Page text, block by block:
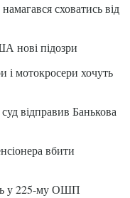
сховатись від
нові підозри
і мотокросери хочуть
відправив Банькова
вбити
у 225-му ОШП